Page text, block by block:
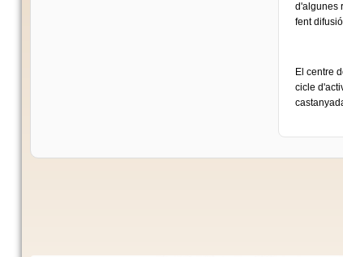
d'algunes
fent
El centre
cicle